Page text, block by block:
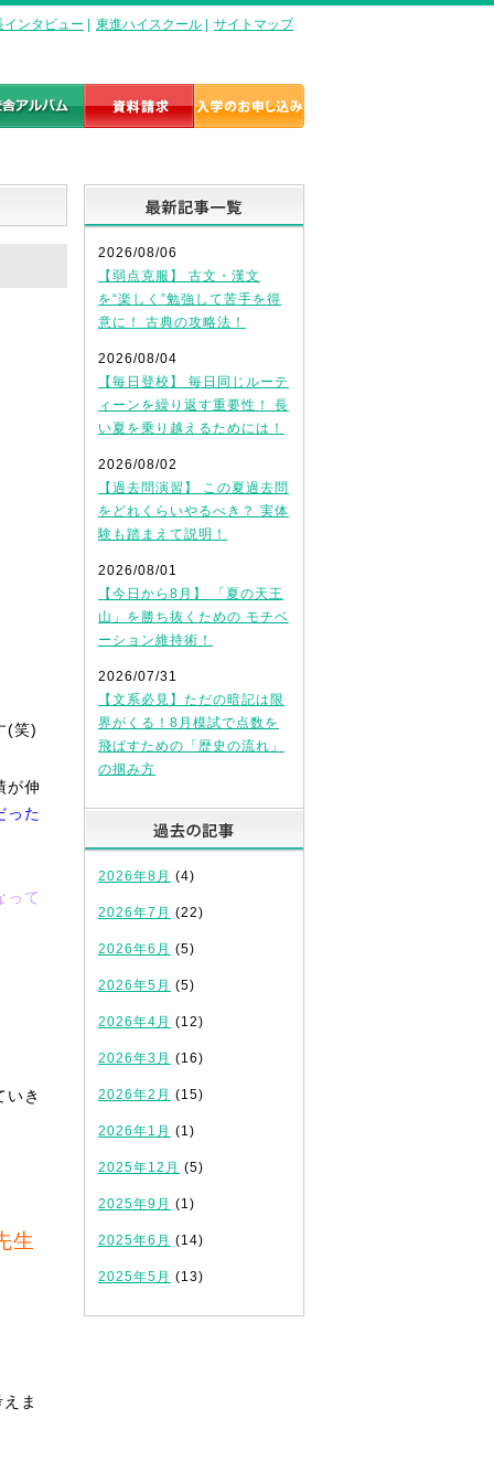
インタビュー 東進ハイスクール サイトマップ
(笑)
が伸
った
って
いき
生
えま
2026/08/06
【弱点克服】 古文・漢文
を“楽しく”勉強して苦手を得
意に！ 古典の攻略法！
2026/08/04
【毎日登校】 毎日同じルーテ
ィーンを繰り返す重要性！ 長
い夏を乗り越えるためには！
2026/08/02
【過去問演習】 この夏過去問
をどれくらいやるべき？ 実体
験も踏まえて説明！
2026/08/01
【今日から8月】 「夏の天王
山」を勝ち抜くための モチベ
ーション維持術！
2026/07/31
【文系必見】ただの暗記は限
界がくる！8月模試で点数を
飛ばすための「歴史の流れ」
の掴み方
2026年8月 (4)
2026年7月 (22)
2026年6月 (5)
2026年5月 (5)
2026年4月 (12)
2026年3月 (16)
2026年2月 (15)
2026年1月 (1)
2025年12月 (5)
2025年9月 (1)
2025年6月 (14)
2025年5月 (13)